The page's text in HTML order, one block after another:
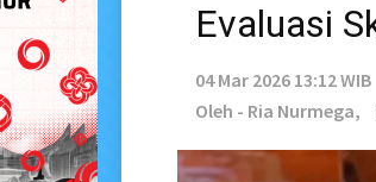
Evaluasi
04 Mar 2026 13:12 WIB
Oleh - Ria Nurmega,